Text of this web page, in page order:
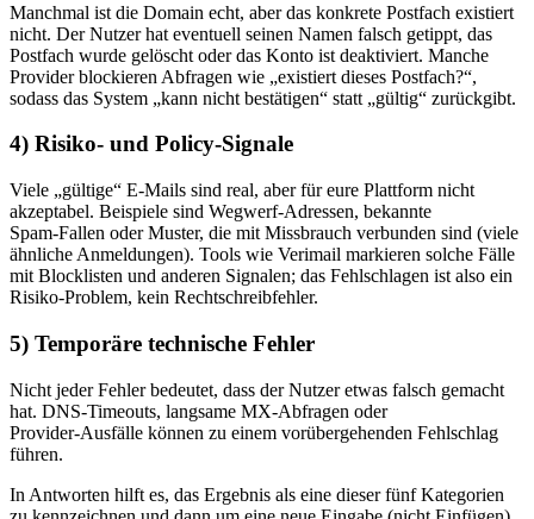
Manchmal ist die Domain echt, aber das konkrete Postfach existiert
nicht. Der Nutzer hat eventuell seinen Namen falsch getippt, das
Postfach wurde gelöscht oder das Konto ist deaktiviert. Manche
Provider blockieren Abfragen wie „existiert dieses Postfach?“,
sodass das System „kann nicht bestätigen“ statt „gültig“ zurückgibt.
4) Risiko‑ und Policy‑Signale
Viele „gültige“ E‑Mails sind real, aber für eure Plattform nicht
akzeptabel. Beispiele sind Wegwerf‑Adressen, bekannte
Spam‑Fallen oder Muster, die mit Missbrauch verbunden sind (viele
ähnliche Anmeldungen). Tools wie Verimail markieren solche Fälle
mit Blocklisten und anderen Signalen; das Fehlschlagen ist also ein
Risiko‑Problem, kein Rechtschreibfehler.
5) Temporäre technische Fehler
Nicht jeder Fehler bedeutet, dass der Nutzer etwas falsch gemacht
hat. DNS‑Timeouts, langsame MX‑Abfragen oder
Provider‑Ausfälle können zu einem vorübergehenden Fehlschlag
führen.
In Antworten hilft es, das Ergebnis als eine dieser fünf Kategorien